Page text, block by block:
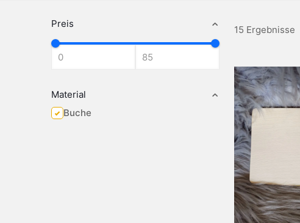
Preis
Material
Buche
15 Ergebnisse